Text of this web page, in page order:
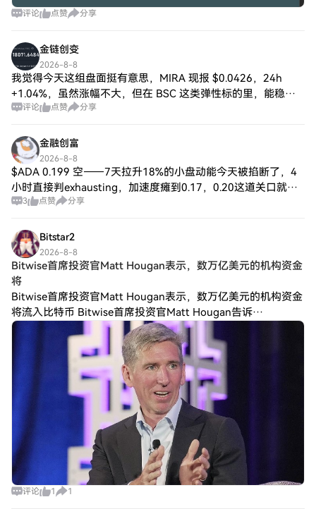
评论 点赞 分享
金链创变
2026-8-8
我觉得今天这组盘面挺有意思，MIRA 现报 $0.0426，24h
+1.04%，虽然涨幅不大，但在 BSC 这类弹性标的里，能稳着
走已经说明短线承接不差。XVS 现报 $2.74，24h +0.73
评论 点赞 分享
金融创富
2026-8-8
$ADA 0.199 空——7天拉升18%的小盘动能今天被掐断了，4
小时直接判exhausting，加速度瘫到0.17，0.20这道关口就是
分水岭。价格已经栽到MA20/50双线0.2脚底下，1小时4
3 点赞 分享
Bitstar2
2026-8-8
Bitwise首席投资官Matt Hougan表示，数万亿美元的机构资金
将
Bitwise首席投资官Matt Hougan表示，数万亿美元的机构资金
将流入比特币 Bitwise首席投资官Matt Hougan告诉
CoinDesk，未来十年，随着财务顾问、家族办公室、养老基金
评论 1 1